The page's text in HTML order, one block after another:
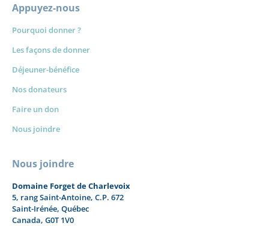
Nous joindre
Domaine Forget de Charlevoix
5, rang Saint-Antoine, C.P. 672
Saint-Irénée, Québec
Canada, G0T 1V0
Appuyez-nous
Pourquoi donner ?
Les façons de donner
Déjeuner-bénéfice
Nos donateurs
Faire un don
Nous joindre